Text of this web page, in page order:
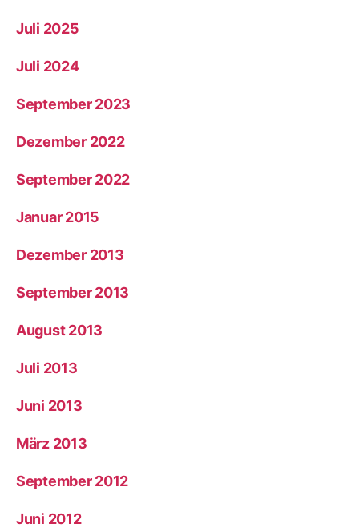
Juli 2025
Juli 2024
September 2023
Dezember 2022
September 2022
Januar 2015
Dezember 2013
September 2013
August 2013
Juli 2013
Juni 2013
März 2013
September 2012
Juni 2012